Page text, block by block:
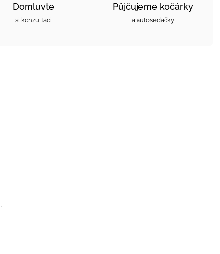
Domluvte
si konzultaci
Půjčujeme kočárky
a autosedačky